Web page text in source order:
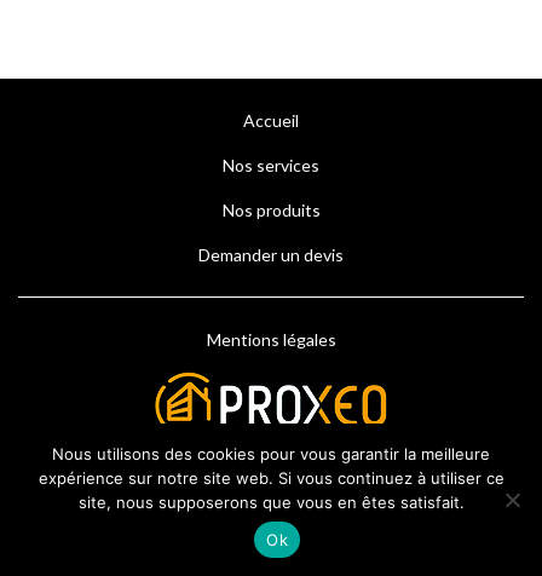
Accueil
Nos services
Nos produits
Demander un devis
Mentions légales
Nous utilisons des cookies pour vous garantir la meilleure
expérience sur notre site web. Si vous continuez à utiliser ce
site, nous supposerons que vous en êtes satisfait.
Ok